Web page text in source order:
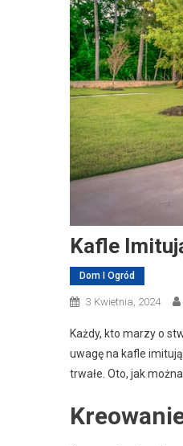
Kafle
Dom I Ogród
3 Kwietnia, 2024
Każdy, kto marzy o
uwagę na kafle
trwałe. Oto, jak